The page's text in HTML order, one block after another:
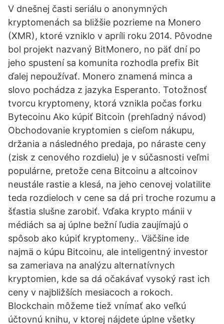
V dnešnej časti seriálu o anonymných
kryptomenách sa bližšie pozrieme na Monero
(XMR), ktoré vzniklo v apríli roku 2014. Pôvodne
bol projekt nazvaný BitMonero, no päť dní po
jeho spustení sa komunita rozhodla prefix Bit
ďalej nepoužívať. Monero znamená minca a
slovo pochádza z jazyka Esperanto. Totožnosť
tvorcu kryptomeny, ktorá vznikla počas forku
Bytecoinu Ako kúpiť Bitcoin (prehľadný návod)
Obchodovanie kryptomien s cieľom nákupu,
držania a následného predaja, po náraste ceny
(zisk z cenového rozdielu) je v súčasnosti veľmi
populárne, pretože cena Bitcoinu a altcoinov
neustále rastie a klesá, na jeho cenovej volatilite
teda rozdieloch v cene sa dá pri troche rozumu a
šťastia slušne zarobiť. Vďaka krypto mánii v
médiách sa aj úplne bežní ľudia zaujímajú o
spôsob ako kúpiť kryptomeny.. Väčšine ide
najmä o kúpu Bitcoinu, ale inteligentný investor
sa zameriava na analýzu alternatívnych
kryptomien, kde sa dá očakávať vysoký rast ich
ceny v najbližších mesiacoch a rokoch.
Blockchain môžeme tiež vnímať ako veľkú
účtovnú knihu, v ktorej nájdete úplne všetky